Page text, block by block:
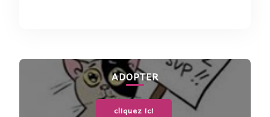
ADOPTER
cliquez ici